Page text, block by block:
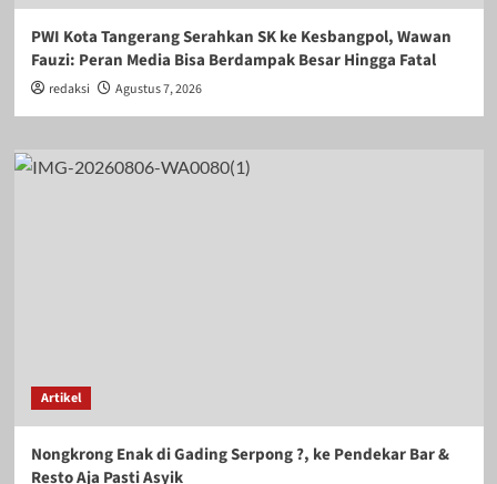
PWI Kota Tangerang Serahkan SK ke Kesbangpol, Wawan
Fauzi: Peran Media Bisa Berdampak Besar Hingga Fatal
redaksi Agustus 7, 2026
Artikel
Nongkrong Enak di Gading Serpong ?, ke Pendekar Bar &
Resto Aja Pasti Asyik